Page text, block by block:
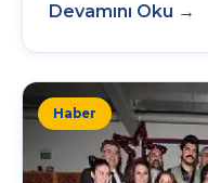
Devamını Oku →
Haber